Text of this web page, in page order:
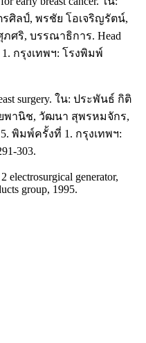
ศิลป์, พรชัย โอเจริญรัตน์,
ริ, บรรณาธิการ. Head
1. กรุงเทพฯ: โรงพิมพ์
surgery. ใน: ประพันธ์ กิติ
พานิช, วัฒนา สุพรหมจักร,
พิมพ์ครั้งที่ 1. กรุงเทพฯ:
303.
electrosurgical generator,
group, 1995.